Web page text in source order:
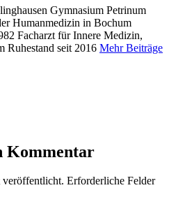
Gymnasium Petrinum
Humanmedizin in Bochum
Facharzt für Innere Medizin,
Ruhestand seit 2016 Mehr Beiträge
Kommentar
Erforderliche Felder